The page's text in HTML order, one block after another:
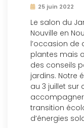
25 juin 2022
Le salon du
Nouville en
l’occasion de
plantes mais
des conseils
jardins. Notre
au 3 juillet sur
transition
d’énergies